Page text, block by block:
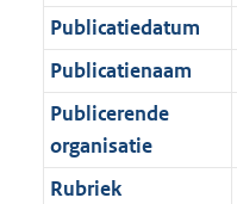
r
m
a
a
t
Publicatiedatum
Publicatienaam
Publicerende
organisatie
Rubriek